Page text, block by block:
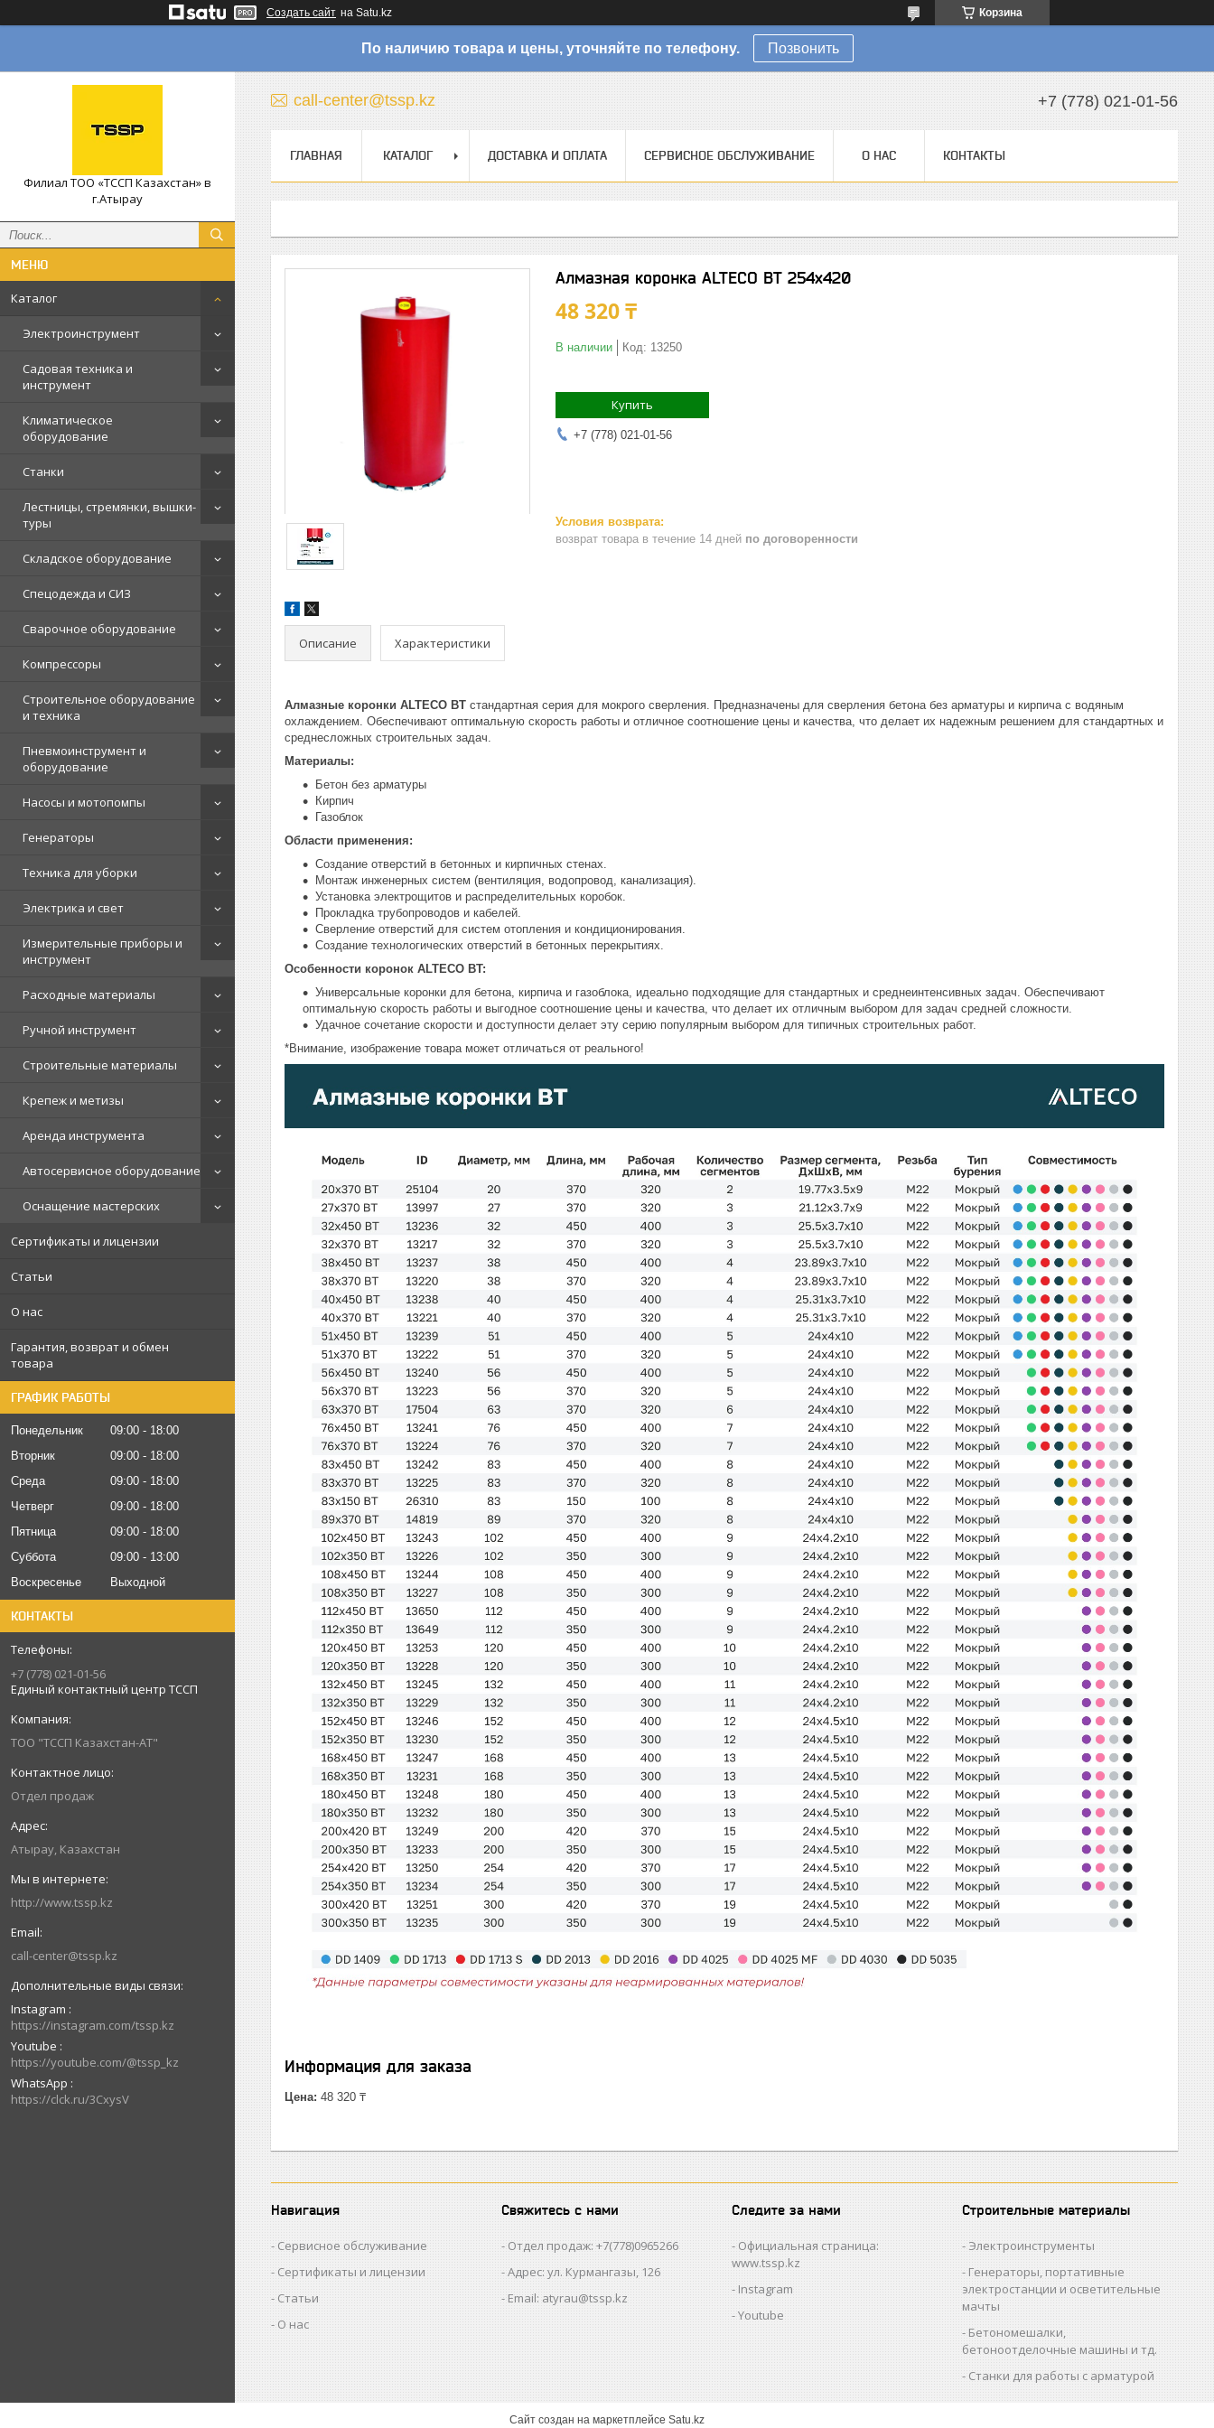
Создать сайт на Satu.kz Корзина
По наличию товара и цены, уточняйте по телефону. Позвонить
Филиал ТОО «ТССП Казахстан» в
г.Атырау
Каталог
Электроинструмент
Садовая техника и
инструмент
Климатическое
оборудование
Станки
Лестницы, стремянки, вышки-
туры
Складское оборудование
Спецодежда и СИЗ
Сварочное оборудование
Компрессоры
Строительное оборудование
и техника
Пневмоинструмент и
оборудование
Насосы и мотопомпы
Генераторы
Техника для уборки
Электрика и свет
Измерительные приборы и
инструмент
Расходные материалы
Ручной инструмент
Строительные материалы
Крепеж и метизы
Аренда инструмента
Автосервисное оборудование
Оснащение мастерских
Сертификаты и лицензии
Статьи
О нас
Гарантия, возврат и обмен
товара
ГРАФИК РАБОТЫ
Понедельник 09:00
18:00
Вторник
09:00
18:00
Среда
09:00
18:00
Четверг
09:00
18:00
Пятница
09:00
18:00
Суббота
09:00
13:00
Воскресенье
Выходной
КОНТАКТЫ
+7 (778) 021-01-56
Единый контактный центр ТССП
ТОО "ТССП Казахстан-АТ"
Отдел продаж
Атырау, Казахстан
http://www.tssp.kz
call-center@tssp.kz
Instagram
https://instagram.com/tssp.kz
Youtube
https://youtube.com/@tssp_kz
WhatsApp
https://clck.ru/3CxysV
call-center@tssp.kz +7 (778) 021-01-56
ГЛАВНАЯ КАТАЛОГ ДОСТАВКА И ОПЛАТА СЕРВИСНОЕ ОБСЛУЖИВАНИЕ О НАС КОНТАКТЫ
Алмазная коронка ALTECO ВТ 254х420
48 320 ₸
В наличии Код: 13250
Купить
+7 (778) 021-01-56
возврат товара в течение 14 дней по договоренности
Описание Характеристики
Алмазные коронки ALTECO BT стандартная серия для мокрого сверления. Предназначены для сверления бетона без арматуры и кирпича с водяным
охлаждением. Обеспечивают оптимальную скорость работы и отличное соотношение цены и качества, что делает их надежным решением для стандартных и
среднесложных строительных задач.
Материалы:
Бетон без арматуры
Кирпич
Газоблок
Области применения:
Создание отверстий в бетонных и кирпичных стенах.
Монтаж инженерных систем (вентиляция, водопровод, канализация).
Установка электрощитов и распределительных коробок.
Прокладка трубопроводов и кабелей.
Сверление отверстий для систем отопления и кондиционирования.
Создание технологических отверстий в бетонных перекрытиях.
Особенности коронок ALTECO BT:
Универсальные коронки для бетона, кирпича и газоблока, идеально подходящие для стандартных и среднеинтенсивных задач. Обеспечивают
оптимальную скорость работы и выгодное соотношение цены и качества, что делает их отличным выбором для задач средней сложности.
Удачное сочетание скорости и доступности делает эту серию популярным выбором для типичных строительных работ.
*Внимание, изображение товара может отличаться от реального!
Информация для заказа
Цена: 48 320 ₸
Навигация
Сервисное обслуживание
Сертификаты и лицензии
Статьи
О нас
Свяжитесь с нами
Отдел продаж: +7(778)0965266
Адрес: ул. Курмангазы, 126
Email: atyrau@tssp.kz
Следите за нами
Официальная страница:
www.tssp.kz
Instagram
Youtube
Строительные материалы
Электроинструменты
Генераторы, портативные
электростанции и осветительные
мачты
Бетономешалки,
бетоноотделочные машины и тд.
Станки для работы с арматурой
Сайт создан на маркетплейсе Satu.kz